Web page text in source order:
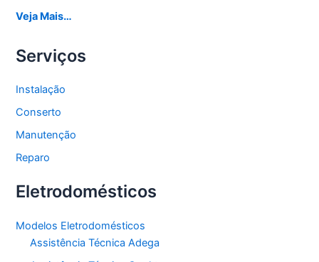
Veja Mais…
Serviços
Instalação
Conserto
Manutenção
Reparo
Eletrodomésticos
Modelos Eletrodomésticos
Assistência Técnica Adega